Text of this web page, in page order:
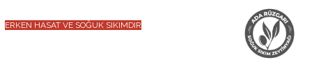
ERKEN HASAT VE SOĞUK SIKIMDIR